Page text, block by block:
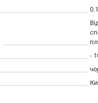
-